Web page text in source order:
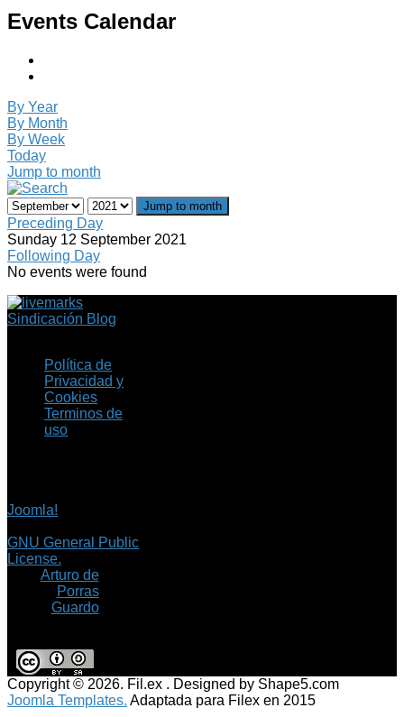
Events Calendar
By Year
By Month
By Week
Today
Jump to month
Jump to month
Preceding Day
Sunday 12 September 2021
Following Day
No events were found
Sindicación Blog
Política de
Privacidad y
Cookies
Terminos de
uso
Joomla!
GNU General Public
License.
Arturo de
Porras
Guardo
Copyright © 2026. Fil.ex . Designed by Shape5.com
Joomla Templates. Adaptada para Filex en 2015